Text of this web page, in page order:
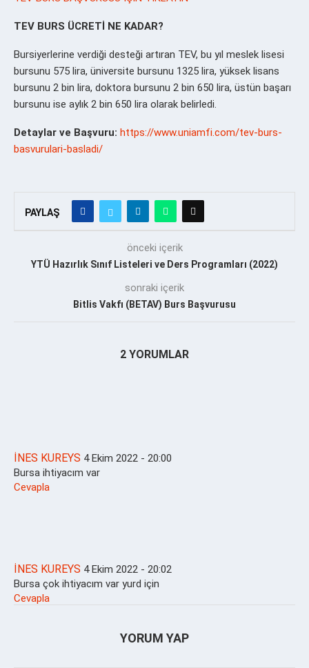
TEV BURS ÜCRETİ NE KADAR?
Bursiyerlerine verdiği desteği artıran TEV, bu yıl meslek lisesi
bursunu 575 lira, üniversite bursunu 1325 lira, yüksek lisans
bursunu 2 bin lira, doktora bursunu 2 bin 650 lira, üstün başarı
bursunu ise aylık 2 bin 650 lira olarak belirledi.
Detaylar ve Başvuru: https://www.uniamfi.com/tev-burs-
basvurulari-basladi/
PAYLAŞ
önceki içerik
YTÜ Hazırlık Sınıf Listeleri ve Ders Programları (2022)
sonraki içerik
Bitlis Vakfı (BETAV) Burs Başvurusu
2 YORUMLAR
İNES KUREYS 4 Ekim 2022 - 20:00
Bursa ihtiyacım var
Cevapla
İNES KUREYS 4 Ekim 2022 - 20:02
Bursa çok ihtiyacım var yurd için
Cevapla
YORUM YAP